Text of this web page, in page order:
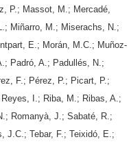
P.; Massot, M.; Mercadé,
Miñarro, M.; Miserachs, N.;
E.; Morán, M.C.; Muñoz-
Padró, A.; Padullés, N.;
F.; Pérez, P.; Picart, P.;
I.; Riba, M.; Ribas, A.;
Romanyà, J.; Sabaté, R.;
J.C.; Tebar, F.; Teixidó, E.;